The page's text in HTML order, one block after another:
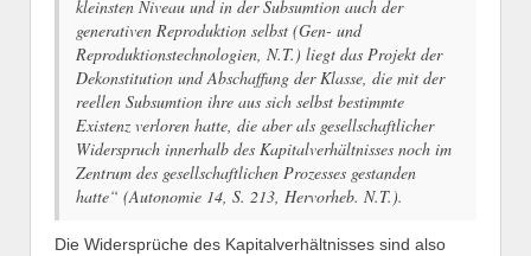
kleinsten Niveau und in der Subsumtion auch der
generativen Reproduktion selbst (Gen- und
Reproduktionstechnologien, N.T.) liegt das Projekt der
Dekonstitution und Abschaffung der Klasse, die mit der
reellen Subsumtion ihre aus sich selbst bestimmte
Existenz verloren hatte, die aber als gesellschaftlicher
Widerspruch innerhalb des Kapitalverhältnisses noch im
Zentrum des gesellschaftlichen Prozesses gestanden
hatte“ (Autonomie 14, S. 213, Hervorheb. N.T.).
Die Widersprüche des Kapitalverhältnisses sind also